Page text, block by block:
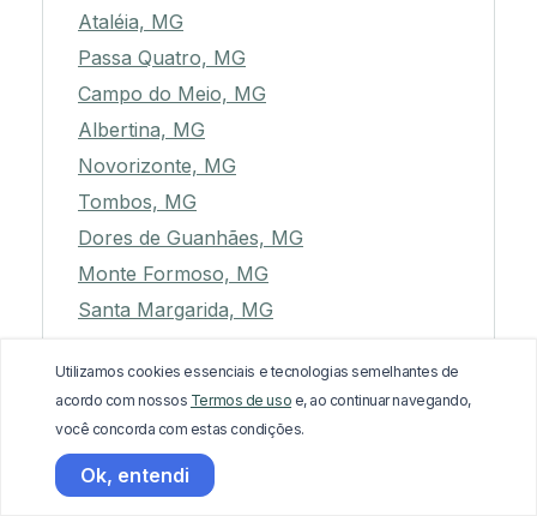
Ataléia, MG
Passa Quatro, MG
Campo do Meio, MG
Albertina, MG
Novorizonte, MG
Tombos, MG
Dores de Guanhães, MG
Monte Formoso, MG
Santa Margarida, MG
Mantena, MG
Rio Doce, MG
João Pinheiro, MG
Pocrane, MG
Utilizamos cookies essenciais e tecnologias semelhantes de
acordo com nossos Termos de uso e, ao continuar navegando,
você concorda com estas condições.
Ok, entendi